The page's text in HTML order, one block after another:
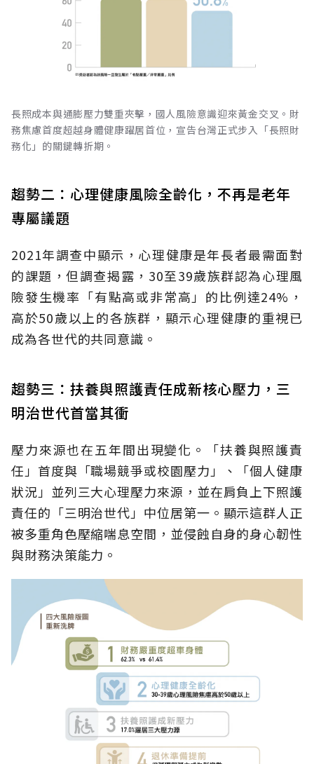
長照成本與通膨壓力雙重夾擊，國人風險意識迎來黃金交叉。財
務焦慮首度超越身體健康躍居首位，宣告台灣正式步入「長照財
務化」的關鍵轉折期。
趨勢二：心理健康風險全齡化，不再是老年
專屬議題
2021年調查中顯示，心理健康是年長者最需面對
的課題，但調查揭露，30至39歲族群認為心理風
險發生機率「有點高或非常高」的比例達24%，
高於50歲以上的各族群，顯示心理健康的重視已
成為各世代的共同意識。
趨勢三：扶養與照護責任成新核心壓力，三
明治世代首當其衝
壓力來源也在五年間出現變化。「扶養與照護責
任」首度與「職場競爭或校園壓力」、「個人健康
狀況」並列三大心理壓力來源，並在肩負上下照護
責任的「三明治世代」中位居第一。顯示這群人正
被多重角色壓縮喘息空間，並侵蝕自身的身心韌性
與財務決策能力。